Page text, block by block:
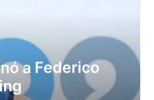
Juegos
mujeres